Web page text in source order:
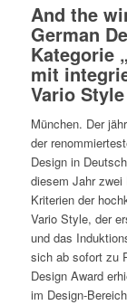
And the
German
Kategorie
mit
Vario
München. Der
der
Design in
diesem Jahr zwei
Kriterien der
Vario Style, der
und das
sich ab sofort zu
Design Award
im Design-